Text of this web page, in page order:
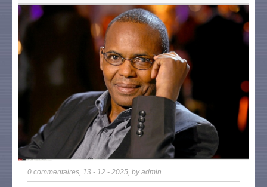
0 commentaires, 13 - 12 - 2025, byadmin